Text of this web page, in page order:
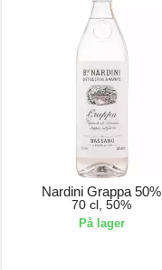
Nardini Grappa 50%
70 cl, 50%
På lager